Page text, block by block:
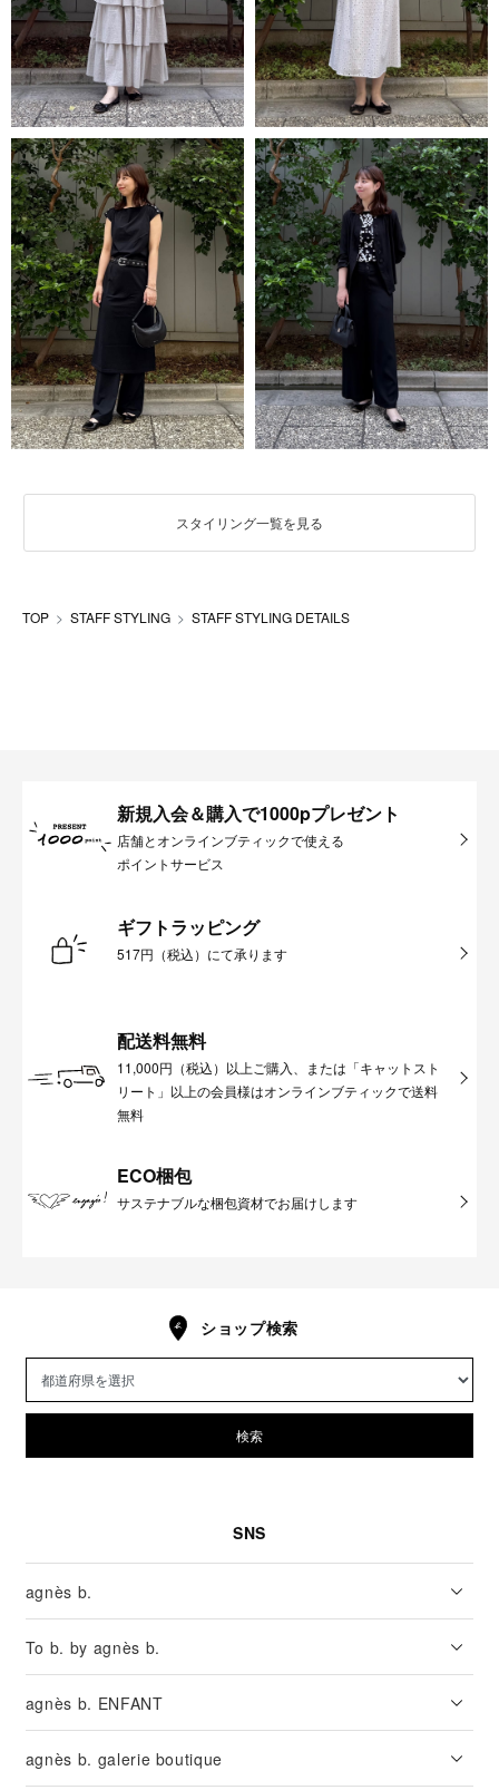
スタイリング一覧を見る
TOP STAFF STYLING STAFF STYLING DETAILS
新規入会＆購入で1000pプレゼント
店舗とオンラインブティックで使える
ポイントサービス
ギフトラッピング
517円（税込）にて承ります
配送料無料
11,000円（税込）以上ご購入、または「キャットスト
リート」以上の会員様はオンラインブティックで送料
無料
ECO梱包
サステナブルな梱包資材でお届けします
ショップ検索
検索
SNS
agnès b.
To b. by agnès b.
agnès b. ENFANT
agnès b. galerie boutique